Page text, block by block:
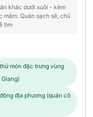
khác dưới xuôi - kèm
Quán sạch sẽ, chủ
tìm
món đặc trưng vùng
địa phương (quán cô